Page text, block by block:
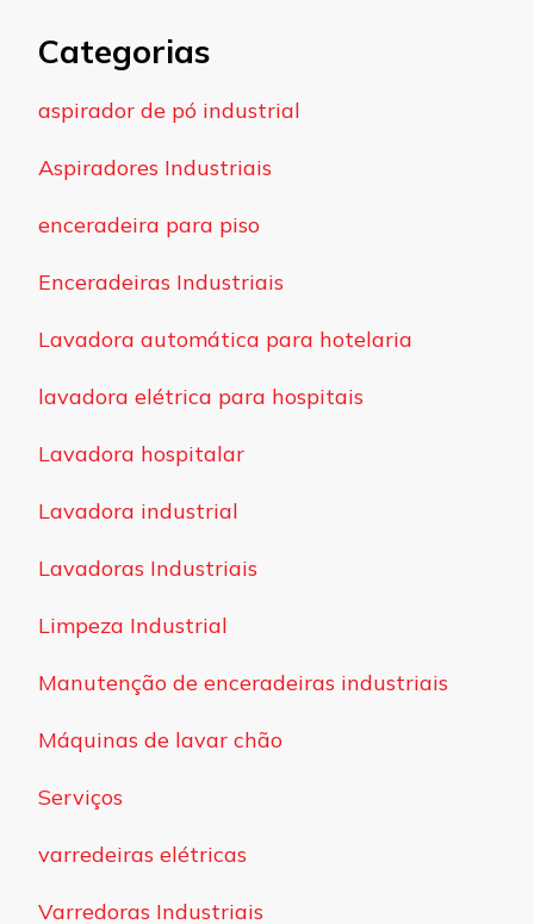
Categorias
aspirador de pó industrial
Aspiradores Industriais
enceradeira para piso
Enceradeiras Industriais
Lavadora automática para hotelaria
lavadora elétrica para hospitais
Lavadora hospitalar
Lavadora industrial
Lavadoras Industriais
Limpeza Industrial
Manutenção de enceradeiras industriais
Máquinas de lavar chão
Serviços
varredeiras elétricas
Varredoras Industriais